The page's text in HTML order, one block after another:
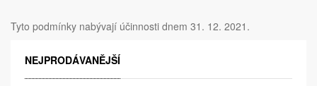
Tyto podmínky nabývají účinnosti dnem 31. 12. 2021.
NEJPRODÁVANĚJŠÍ